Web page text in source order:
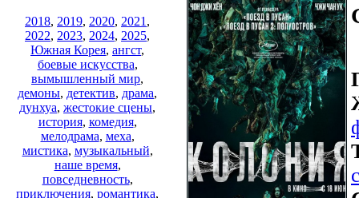
2018, 2019, 2020, 2021 ,
2022, 2023, 2024, 2025,
Южная Корея, ангст,
боевые искусства,
вымышленный мир,
демоны, детектив, драма,
дунхуа, жестокие сцены,
история, комедия,
мелодрама, меха,
мистика, музыкальный,
наше время,
повседневность,
приключения, романтика,